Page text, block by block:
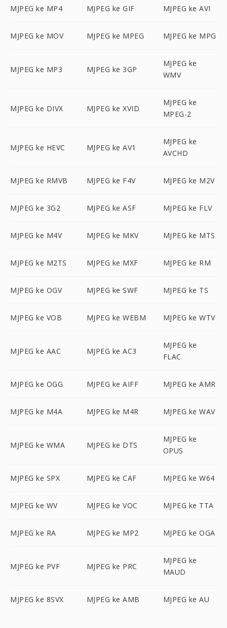
MJPEG ke MP4 MJPEG ke GIF MJPEG ke AVI
MJPEG ke MOV MJPEG ke MPEG MJPEG ke MPG
MJPEG ke MP3 MJPEG ke 3GP
MJPEG ke
WMV
MJPEG ke DIVX MJPEG ke XVID
MJPEG ke
MPEG-2
MJPEG ke HEVC MJPEG ke AV1
MJPEG ke
AVCHD
MJPEG ke RMVB MJPEG ke F4V MJPEG ke M2V
MJPEG ke 3G2 MJPEG ke ASF MJPEG ke FLV
MJPEG ke M4V MJPEG ke MKV MJPEG ke MTS
MJPEG ke M2TS MJPEG ke MXF MJPEG ke RM
MJPEG ke OGV MJPEG ke SWF MJPEG ke TS
MJPEG ke VOB MJPEG ke WEBM MJPEG ke WTV
MJPEG ke AAC MJPEG ke AC3
MJPEG ke
FLAC
MJPEG ke OGG MJPEG ke AIFF MJPEG ke AMR
MJPEG ke M4A MJPEG ke M4R MJPEG ke WAV
MJPEG ke WMA MJPEG ke DTS
MJPEG ke
OPUS
MJPEG ke SPX MJPEG ke CAF MJPEG ke W64
MJPEG ke WV MJPEG ke VOC MJPEG ke TTA
MJPEG ke RA MJPEG ke MP2 MJPEG ke OGA
MJPEG ke PVF MJPEG ke PRC
MJPEG ke
MAUD
MJPEG ke 8SVX MJPEG ke AMB MJPEG ke AU